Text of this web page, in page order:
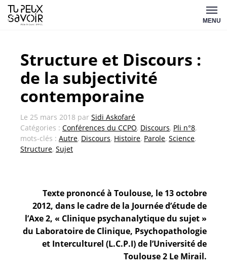
Aller
au
MENU
Structure et Discours :
de la subjectivité
contemporaine
Le 25 mars 2018 par Sidi Askofaré
Catégories : Conférences du CCPO, Discours, Pli n°8,
mots-clés : Autre, Discours, Histoire, Parole, Science,
Structure, Sujet
Texte prononcé à Toulouse, le 13 octobre
2012, dans le cadre de la Journée d’étude de
l’Axe 2, « Clinique psychanalytique du sujet »
du Laboratoire de Clinique, Psychopathologie
et Interculturel (L.C.P.I) de l’Université de
Toulouse 2 Le Mirail.